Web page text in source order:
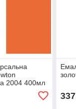
2004 400мл
337